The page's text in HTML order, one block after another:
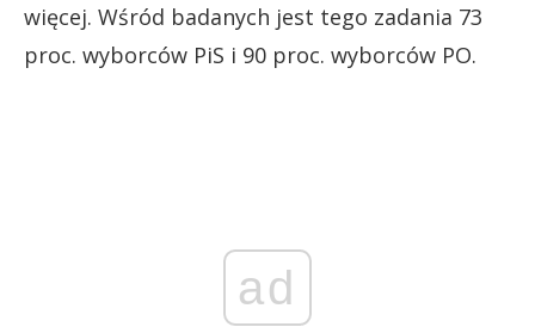
więcej. Wśród badanych jest tego zadania 73
proc. wyborców PiS i 90 proc. wyborców PO.
ad